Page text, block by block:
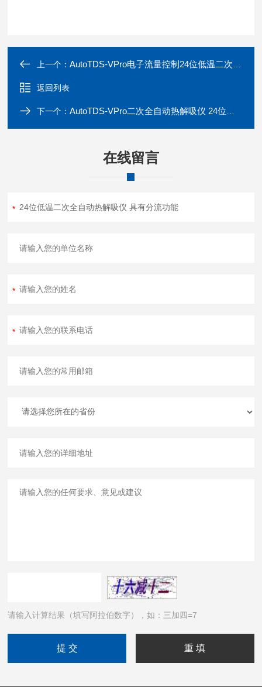
上一个：AutoTDS-VPro电子流量控制24位低温二次全自动热解吸仪
返回列表
下一个：AutoTDS-VPro二次全自动热解吸仪 24位低温电子流量控制
在线留言
请输入计算结果（填写阿拉伯数字），如：三加四=7